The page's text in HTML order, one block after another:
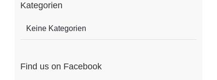
Kategorien
Keine Kategorien
Find us on Facebook